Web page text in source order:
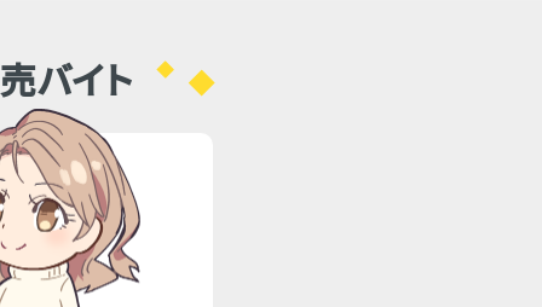
バイト